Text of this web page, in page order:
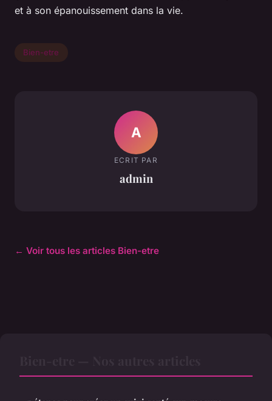
et à son épanouissement dans la vie.
Bien-etre
A
ECRIT PAR
admin
← Voir tous les articles Bien-etre